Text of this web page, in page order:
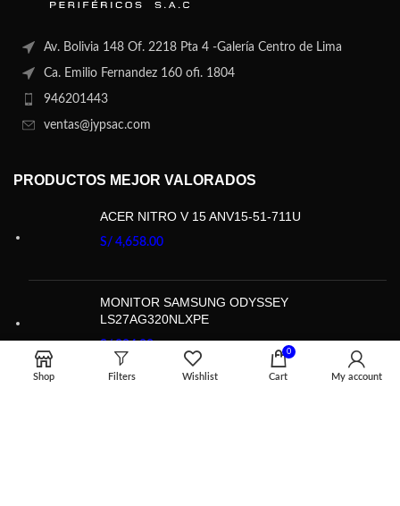
Av. Bolivia 148 Of. 2218 Pta 4 -Galería Centro de Lima
Ca. Emilio Fernandez 160 ofi. 1804
946201443
ventas@jypsac.com
PRODUCTOS MEJOR VALORADOS
ACER NITRO V 15 ANV15-51-711U
S/ 4,658.00
MONITOR SAMSUNG ODYSSEY
LS27AG320NLXPE
Shop Filters Wishlist
0
Cart My account